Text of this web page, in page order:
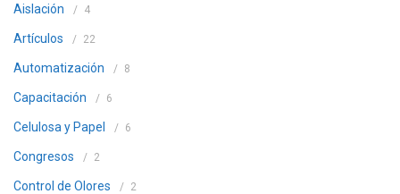
Aislación 4
Artículos 22
Automatización 8
Capacitación 6
Celulosa y Papel 6
Congresos 2
Control de Olores 2